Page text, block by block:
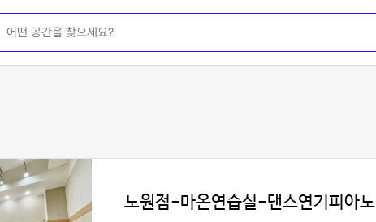
노원점-마온연습실-댄스연기피아노